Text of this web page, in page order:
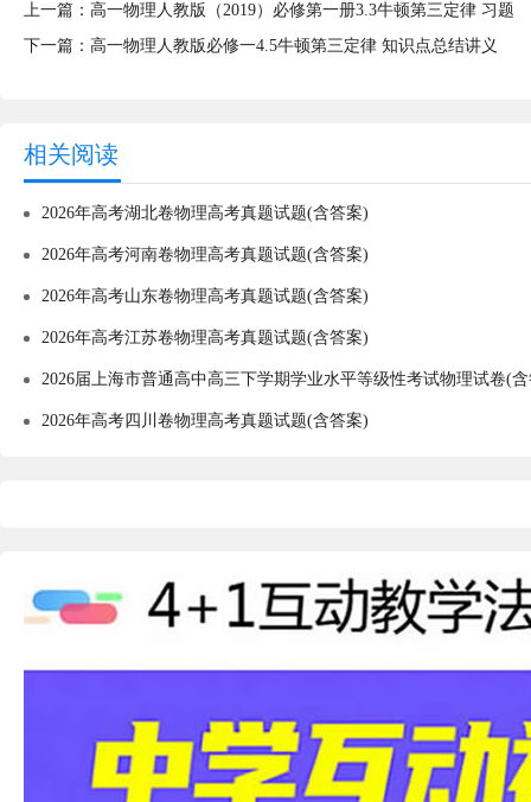
上一篇： 高一物理人教版（2019）必修第一册3.3牛顿第三定律 习题
下一篇： 高一物理人教版必修一4.5牛顿第三定律 知识点总结讲义
相关阅读
2026年高考湖北卷物理高考真题试题(含答案)
2026年高考河南卷物理高考真题试题(含答案)
2026年高考山东卷物理高考真题试题(含答案)
2026年高考江苏卷物理高考真题试题(含答案)
2026届上海市普通高中高三下学期学业水平等级性考试物理试卷(
2026年高考四川卷物理高考真题试题(含答案)